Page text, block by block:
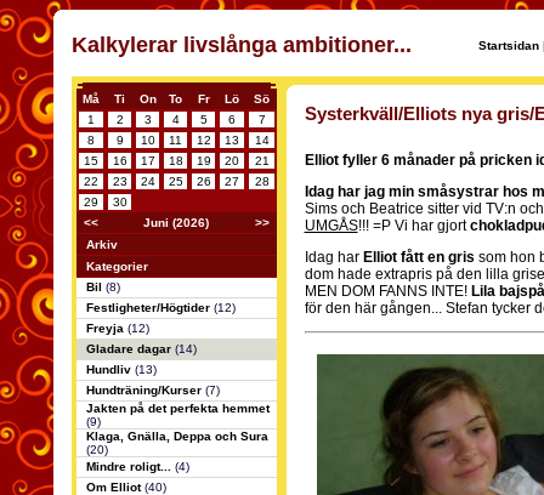
Kalkylerar livslånga ambitioner... Startsidan
Må Ti On To Fr Lö
Sö
1
2 3 4 5 6
7
8
9 10 11 12 13
14
15
16 17 18 19 20
21
22
23 24 25 26 27
28
29
30
<<
Juni (2026)
>>
Arkiv
Kategorier
Bil (8)
Festligheter/Högtider (12)
Freyja (12)
Gladare dagar (14)
Hundliv (13)
Hundträning/Kurser (7)
Jakten på det perfekta hemmet
(9)
Klaga, Gnälla, Deppa och Sura
(20)
Mindre roligt... (4)
Om Elliot(40)
Systerkväll/Elliots nya gris/
Elliot fyller 6 månader på pricken
Idag har jag min småsystrar hos
Sims och Beatrice sitter vid TV:n
UMGÅS!!! =P Vi har gjort
Idag har Elliot fått en gris som hon
dom hade extrapris på den lilla
MEN DOM FANNS INTE! Lila
för den här gången... Stefan tycker